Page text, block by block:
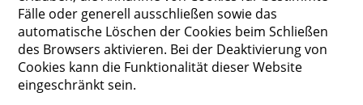
Fälle oder generell ausschließen sowie das
automatische Löschen der Cookies beim Schließen
des Browsers aktivieren. Bei der Deaktivierung von
Cookies kann die Funktionalität dieser Website
eingeschränkt sein.